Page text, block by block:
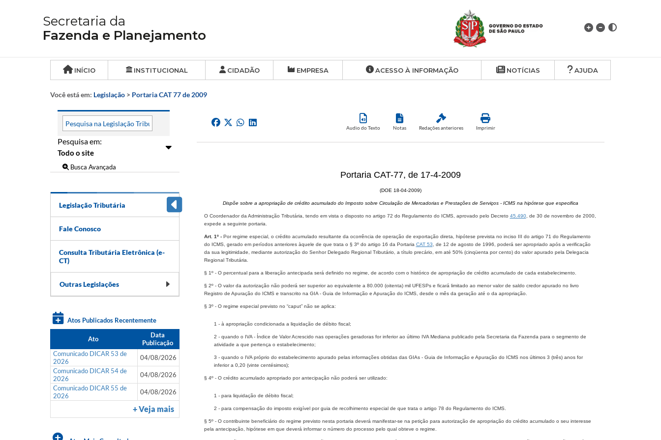
Secretaria da
Fazenda e Planejamento
INÍCIO INSTITUCIONAL CIDADÃO EMPRESA ACESSO À INFORMAÇÃO NOTÍCIAS AJUDA
Você está em: Legislação > Portaria CAT 77 de 2009
Pesquisa em:
Busca Avançada
Legislação Tributária
Fale Conosco
Consulta Tributária Eletrônica (e-
CT)
Outras Legislações
Atos Publicados Recentemente
Ato
Data
Publicação
Comunicado DICAR 53 de
2026
04/08/2026
Comunicado DICAR 54 de
2026
04/08/2026
Comunicado DICAR 55 de
2026
04/08/2026
+ Veja mais
Audio do Texto Notas Redações anteriores Imprimir
Portaria CAT-77, de 17-4-2009
(DOE 18-04-2009)
Dispõe sobre a apropriação de crédito acumulado do Imposto sobre Circulação de Mercadorias e Prestações de Serviços - ICMS na hipótese que especifica
O Coordenador da Administração Tributária, tendo em vista o disposto no artigo 72 do Regulamento do ICMS, aprovado pelo Decreto 45.490, de 30 de novembro de 2000,
expede a seguinte portaria.
Art. 1º -Por regime especial, o crédito acumulado resultante da ocorrência de operação de exportação direta, hipótese prevista no inciso III do artigo 71 do Regulamento
do ICMS, gerado em períodos anteriores àquele de que trata o § 3º do artigo 16 da Portaria CAT 53 , de 12 de agosto de 1996, poderá ser apropriado após a verificação
da sua legitimidade, mediante autorização do Senhor Delegado Regional Tributário, a título precário, em até 50% (cinqüenta por cento) do valor apurado pela Delegacia
Regional Tributária.
§ 1º - O percentual para a liberação antecipada será definido no regime, de acordo com o histórico de apropriação de crédito acumulado de cada estabelecimento.
§ 2º - O valor da autorização não poderá ser superior ao equivalente a 80.000 (oitenta) mil UFESPs e ficará limitado ao menor valor de saldo credor apurado no livro
Registro de Apuração do ICMS e transcrito na GIA - Guia de Informação e Apuração do ICMS, desde o mês da geração até o da apropriação.
§ 3º - O regime especial previsto no “caput” não se aplica:
1 - à apropriação condicionada a liquidação de débito fiscal;
2 - quando o IVA - Índice de Valor Acrescido nas operações geradoras for inferior ao último IVA Mediana publicado pela Secretaria da Fazenda para o segmento de
atividade a que pertença o estabelecimento;
3 - quando o IVA próprio do estabelecimento apurado pelas informações obtidas das GIAs - Guia de Informação e Apuração do ICMS nos últimos 3 (três) anos for
inferior a 0,20 (vinte centésimos);
§ 4º - O crédito acumulado apropriado por antecipação não poderá ser utilizado:
1 - para liquidação de débito fiscal;
2 - para compensação do imposto exigível por guia de recolhimento especial de que trata o artigo 78 do Regulamento do ICMS.
§ 5º - O contribuinte beneficiário do regime previsto nesta portaria deverá manifestar-se na petição para autorização de apropriação do crédito acumulado o seu interesse
pela antecipação, hipótese em que deverá informar o número do processo pelo qual obteve o regime.